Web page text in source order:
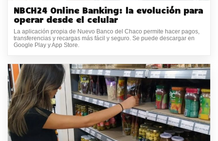
NBCH24 Online Banking: la evolución para
operar desde el celular
La aplicación propia de Nuevo Banco del Chaco permite hacer pagos,
transferencias y recargas más fácil y seguro. Se puede descargar en
Google Play y App Store.